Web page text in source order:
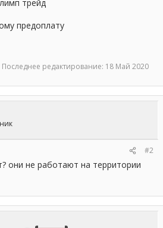
трейд
предоплату
Последнее редактирование: 18 Май 2020
#2
они не работают на территории